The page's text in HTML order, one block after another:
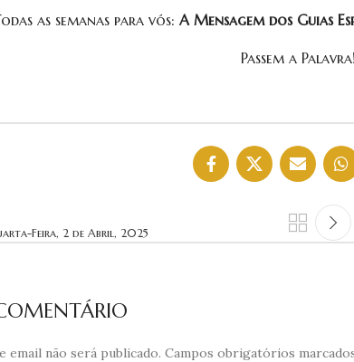
as semanas para vós: A Mensagem dos Guias
Passem a Palavra!
Feira, 2 de Abril, 2025
email não será publicado. Campos obrigatórios